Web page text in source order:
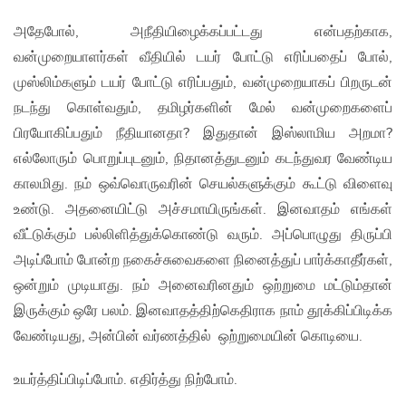
அதேபோல், அநீதியிழைக்கப்பட்டது என்பதற்காக,
வன்முறையாளர்கள் வீதியில் டயர் போட்டு எரிப்பதைப் போல்,
முஸ்லிம்களும் டயர் போட்டு எரிப்பதும், வன்முறையாகப் பிறருடன்
நடந்து கொள்வதும், தமிழர்களின் மேல் வன்முறைகளைப்
பிரயோகிப்பதும் நீதியானதா? இதுதான் இஸ்லாமிய அறமா?
எல்லோரும் பொறுப்புடனும், நிதானத்துடனும் கடந்துவர வேண்டிய
காலமிது. நம் ஒவ்வொருவரின் செயல்களுக்கும் கூட்டு விளைவு
உண்டு. அதனையிட்டு அச்சமாயிருங்கள். இனவாதம் எங்கள்
வீட்டுக்கும் பல்லிளித்துக்கொண்டு வரும். அப்பொழுது திருப்பி
அடிப்போம் போன்ற நகைச்சுவைகளை நினைத்துப் பார்க்காதீர்கள்,
ஒன்றும் முடியாது. நம் அனைவரினதும் ஒற்றுமை மட்டும்தான்
இருக்கும் ஒரே பலம். இனவாதத்திற்கெதிராக நாம் தூக்கிப்பிடிக்க
வேண்டியது, அன்பின் வர்ணத்தில் ஒற்றுமையின் கொடியை.
உயர்த்திப்பிடிப்போம். எதிர்த்து நிற்போம்.